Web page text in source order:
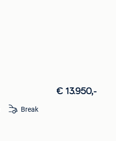
€ 13.950,-
Break